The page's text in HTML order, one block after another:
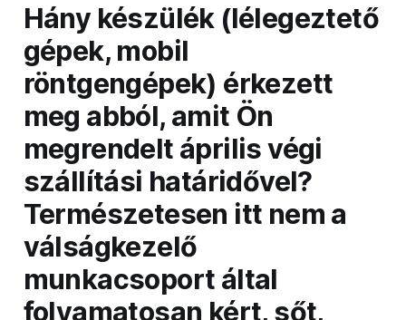
Hány készülék (lélegeztető
gépek, mobil
röntgengépek) érkezett
meg abból, amit Ön
megrendelt április végi
szállítási határidővel?
Természetesen itt nem a
válságkezelő
munkacsoport által
folyamatosan kért, sőt,